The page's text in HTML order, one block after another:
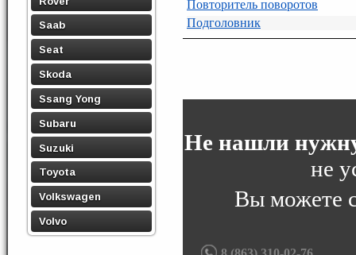
Saab
Seat
Skoda
Ssang Yong
Subaru
Suzuki
Toyota
Volkswagen
Volvo
Повторитель поворотов
Подголовник
Не нашли
не
Вы можете